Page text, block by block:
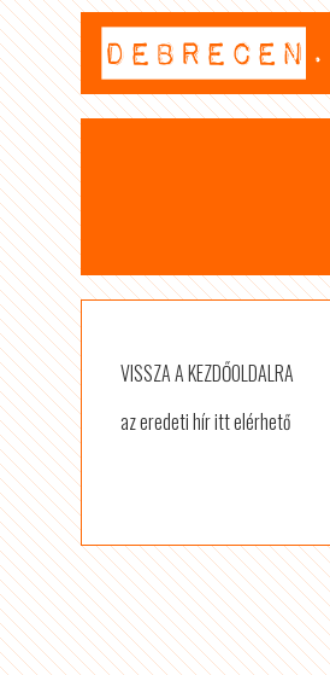
VISSZA A KEZDŐOLDALRA
az eredeti hír itt elérhető